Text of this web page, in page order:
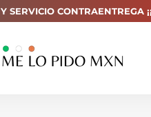
SERVICIO CONTRAENTREGA ¡¡